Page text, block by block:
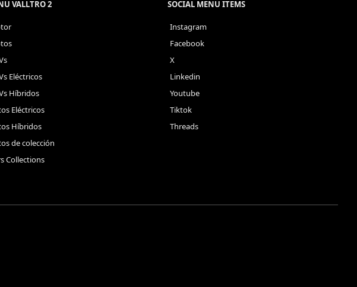
VALLTRO 2
Eléctricos
Híbridos
Eléctricos
Híbridos
de colección
Collections
SOCIAL MENU ITEMS
Instagram
Facebook
X
Linkedin
Youtube
Tiktok
Threads